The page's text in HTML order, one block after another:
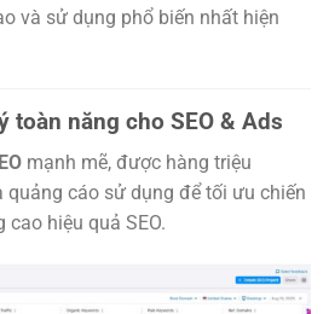
và sử dụng phổ biến nhất hiện
toàn năng cho SEO & Ads
mạnh mẽ, được hàng triệu
quảng cáo sử dụng để tối ưu chiến
hiệu quả SEO.